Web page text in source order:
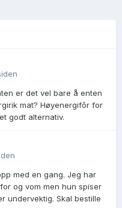
er det vel bare å enten
mat? Høyenergifôr for
godt alternativ.
med en gang. Jeg har
og vom men hun spiser
undervektig. Skal bestille